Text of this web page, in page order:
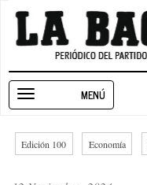
Pasar
contenido
navigation
Edición 100 Economía